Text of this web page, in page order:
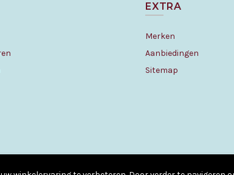
EXTRA
Merken
Aanbiedingen
Sitemap